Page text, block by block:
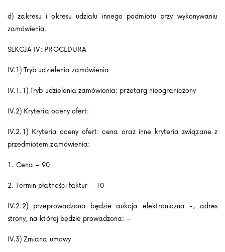
d) zakresu i okresu udziału innego podmiotu przy wykonywaniu
zamówienia.
SEKCJA IV: PROCEDURA
IV.1) Tryb udzielenia zamówienia
IV.1.1) Tryb udzielenia zamówienia: przetarg nieograniczony
IV.2) Kryteria oceny ofert:
IV.2.1) Kryteria oceny ofert: cena oraz inne kryteria związane z
przedmiotem zamówienia:
1. Cena – 90
2. Termin płatności faktur – 10
IV.2.2) przeprowadzona będzie aukcja elektroniczna -, adres
strony, na której będzie prowadzona: –
IV.3) Zmiana umowy